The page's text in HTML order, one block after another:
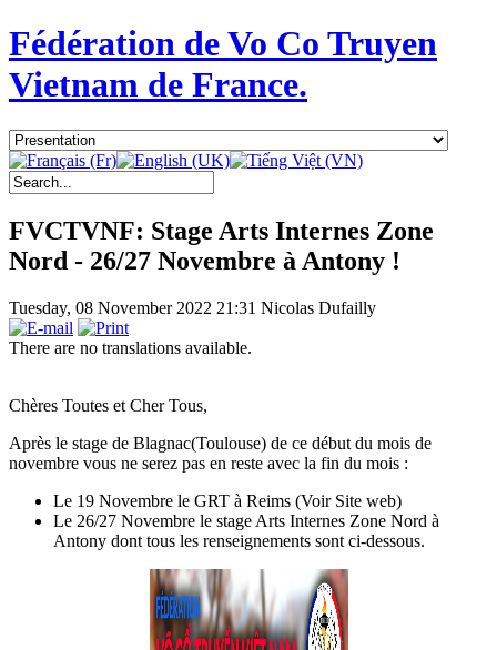
Fédération de Vo Co Truyen
Vietnam de France.
FVCTVNF: Stage Arts Internes Zone
Nord - 26/27 Novembre à Antony !
Tuesday, 08 November 2022 21:31 Nicolas Dufailly
There are no translations available.
Chères Toutes et Cher Tous,
Après le stage de Blagnac(Toulouse) de ce début du mois de
novembre vous ne serez pas en reste avec la fin du mois :
Le 19 Novembre le GRT à Reims (Voir Site web)
Le 26/27 Novembre le stage Arts Internes Zone Nord à
Antony dont tous les renseignements sont ci-dessous.